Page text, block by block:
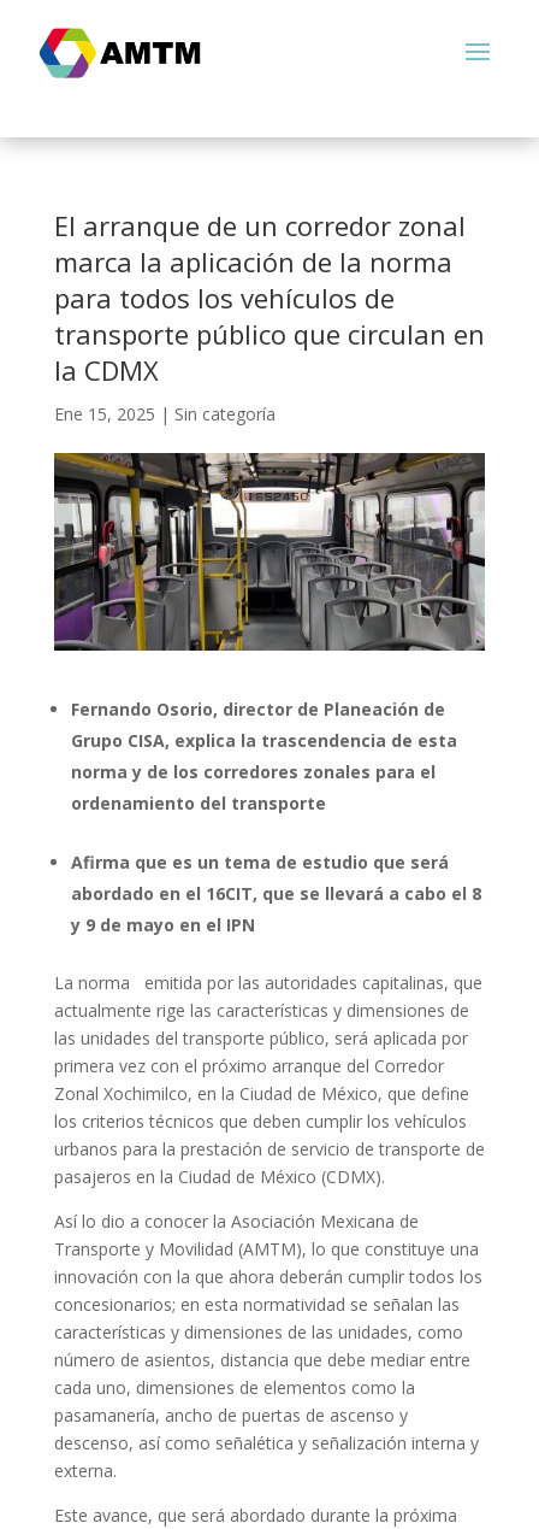
El arranque de un corredor zonal
marca la aplicación de la norma
para todos los vehículos de
transporte público que circulan en
la CDMX
Ene 15, 2025 | Sin categoría
Fernando Osorio, director de Planeación de
Grupo CISA, explica la trascendencia de esta
norma y de los corredores zonales para el
ordenamiento del transporte
Afirma que es un tema de estudio que será
abordado en el 16CIT, que se llevará a cabo el 8
y 9 de mayo en el IPN
La norma emitida por las autoridades capitalinas, que
actualmente rige las características y dimensiones de
las unidades del transporte público, será aplicada por
primera vez con el próximo arranque del Corredor
Zonal Xochimilco, en la Ciudad de México, que define
los criterios técnicos que deben cumplir los vehículos
urbanos para la prestación de servicio de transporte de
pasajeros en la Ciudad de México (CDMX).
Así lo dio a conocer la Asociación Mexicana de
Transporte y Movilidad (AMTM), lo que constituye una
innovación con la que ahora deberán cumplir todos los
concesionarios; en esta normatividad se señalan las
características y dimensiones de las unidades, como
número de asientos, distancia que debe mediar entre
cada uno, dimensiones de elementos como la
pasamanería, ancho de puertas de ascenso y
descenso, así como señalética y señalización interna y
externa.
Este avance, que será abordado durante la próxima